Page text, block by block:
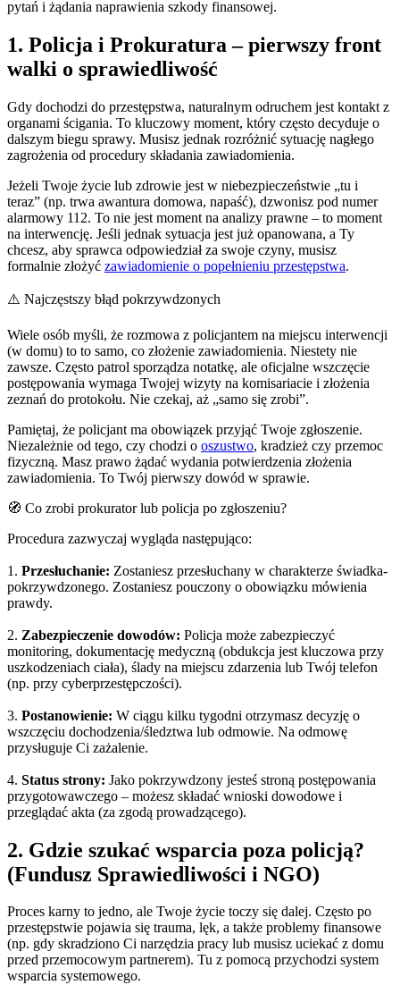
pytań i żądania naprawienia szkody finansowej.
1. Policja i Prokuratura – pierwszy front
walki o sprawiedliwość
Gdy dochodzi do przestępstwa, naturalnym odruchem jest kontakt z
organami ścigania. To kluczowy moment, który często decyduje o
dalszym biegu sprawy. Musisz jednak rozróżnić sytuację nagłego
zagrożenia od procedury składania zawiadomienia.
Jeżeli Twoje życie lub zdrowie jest w niebezpieczeństwie „tu i
teraz” (np. trwa awantura domowa, napaść), dzwonisz pod numer
alarmowy 112. To nie jest moment na analizy prawne – to moment
na interwencję. Jeśli jednak sytuacja jest już opanowana, a Ty
chcesz, aby sprawca odpowiedział za swoje czyny, musisz
formalnie złożyć zawiadomienie o popełnieniu przestępstwa.
⚠️ Najczęstszy błąd pokrzywdzonych
Wiele osób myśli, że rozmowa z policjantem na miejscu interwencji
(w domu) to to samo, co złożenie zawiadomienia. Niestety nie
zawsze. Często patrol sporządza notatkę, ale oficjalne wszczęcie
postępowania wymaga Twojej wizyty na komisariacie i złożenia
zeznań do protokołu. Nie czekaj, aż „samo się zrobi”.
Pamiętaj, że policjant ma obowiązek przyjąć Twoje zgłoszenie.
Niezależnie od tego, czy chodzi o oszustwo, kradzież czy przemoc
fizyczną. Masz prawo żądać wydania potwierdzenia złożenia
zawiadomienia. To Twój pierwszy dowód w sprawie.
🧭 Co zrobi prokurator lub policja po zgłoszeniu?
Procedura zazwyczaj wygląda następująco:
1. Przesłuchanie: Zostaniesz przesłuchany w charakterze świadka-
pokrzywdzonego. Zostaniesz pouczony o obowiązku mówienia
prawdy.
2. Zabezpieczenie dowodów: Policja może zabezpieczyć
monitoring, dokumentację medyczną (obdukcja jest kluczowa przy
uszkodzeniach ciała), ślady na miejscu zdarzenia lub Twój telefon
(np. przy cyberprzestępczości).
3. Postanowienie: W ciągu kilku tygodni otrzymasz decyzję o
wszczęciu dochodzenia/śledztwa lub odmowie. Na odmowę
przysługuje Ci zażalenie.
4. Status strony: Jako pokrzywdzony jesteś stroną postępowania
przygotowawczego – możesz składać wnioski dowodowe i
przeglądać akta (za zgodą prowadzącego).
2. Gdzie szukać wsparcia poza policją?
(Fundusz Sprawiedliwości i NGO)
Proces karny to jedno, ale Twoje życie toczy się dalej. Często po
przestępstwie pojawia się trauma, lęk, a także problemy finansowe
(np. gdy skradziono Ci narzędzia pracy lub musisz uciekać z domu
przed przemocowym partnerem). Tu z pomocą przychodzi system
wsparcia systemowego.